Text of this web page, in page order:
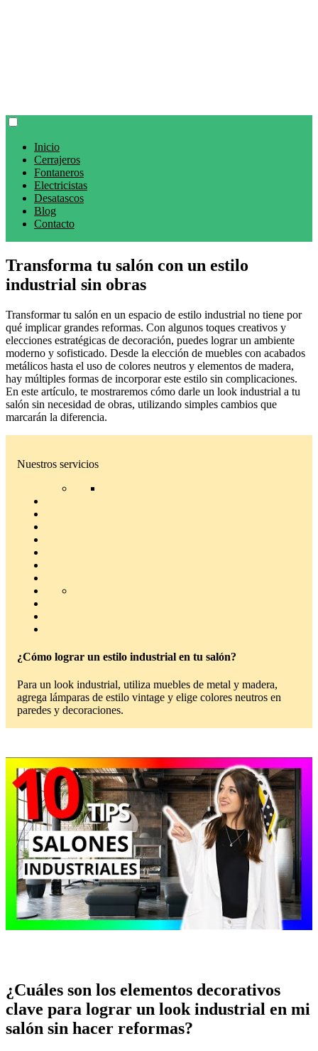
Inicio
Cerrajeros
Fontaneros
Electricistas
Desatascos
Blog
Contacto
Transforma tu salón con un estilo
industrial sin obras
Transformar tu salón en un espacio de estilo industrial no tiene por
qué implicar grandes reformas. Con algunos toques creativos y
elecciones estratégicas de decoración, puedes lograr un ambiente
moderno y sofisticado. Desde la elección de muebles con acabados
metálicos hasta el uso de colores neutros y elementos de madera,
hay múltiples formas de incorporar este estilo sin complicaciones.
En este artículo, te mostraremos cómo darle un look industrial a tu
salón sin necesidad de obras, utilizando simples cambios que
marcarán la diferencia.
Nuestros servicios
¿Cómo lograr un estilo industrial en tu salón?
Para un look industrial, utiliza muebles de metal y madera,
agrega lámparas de estilo vintage y elige colores neutros en
paredes y decoraciones.
¿Cuáles son los elementos decorativos
clave para lograr un look industrial en mi
salón sin hacer reformas?